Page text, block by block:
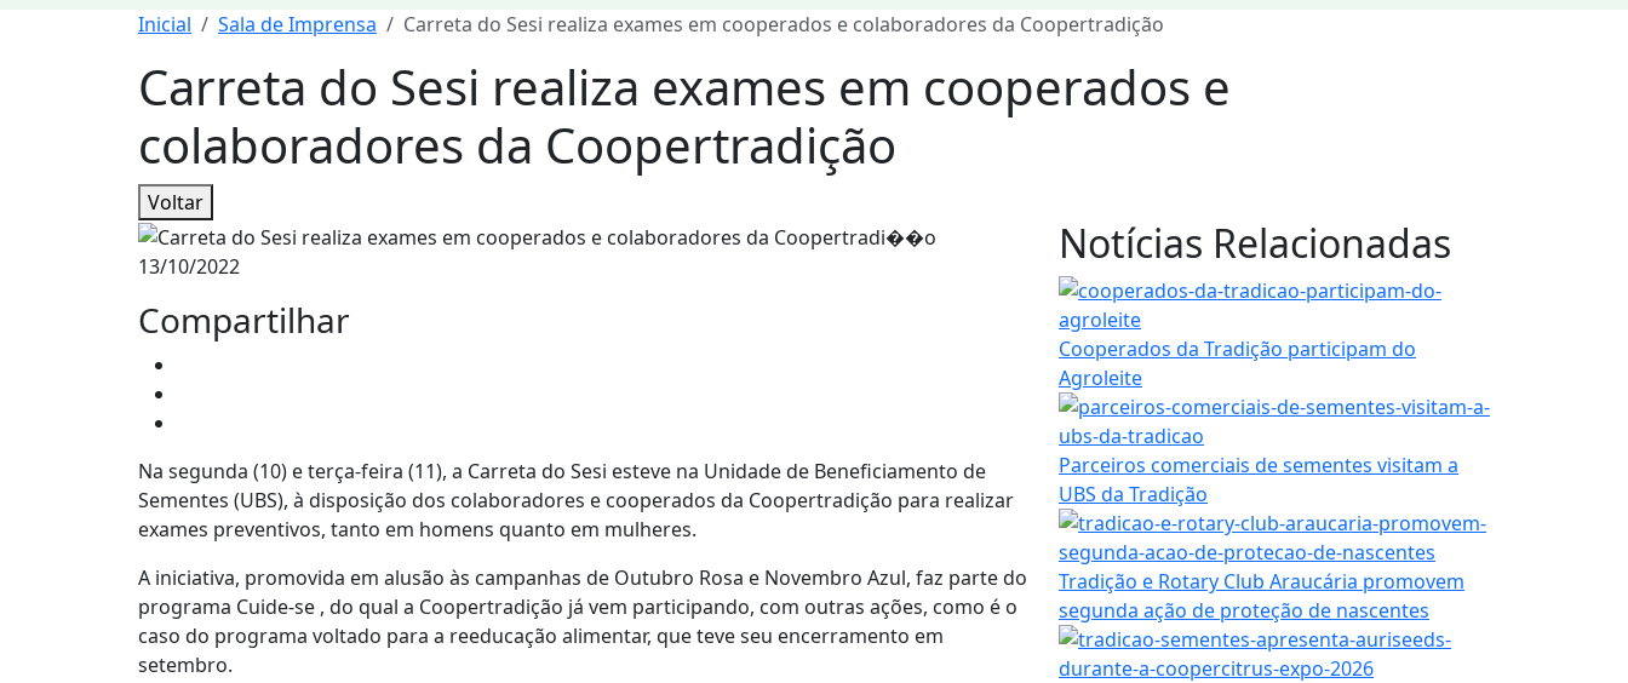
Inicial Sala de Imprensa Carreta do Sesi realiza exames em cooperados e colaboradores da Coopertradição
Carreta do Sesi realiza exames em cooperados e
colaboradores da Coopertradição
Voltar
13/10/2022
Compartilhar
Na segunda (10) e terça-feira (11), a Carreta do Sesi esteve na Unidade de Beneficiamento de
Sementes (UBS), à disposição dos colaboradores e cooperados da Coopertradição para realizar
exames preventivos, tanto em homens quanto em mulheres.
A iniciativa, promovida em alusão às campanhas de Outubro Rosa e Novembro Azul, faz parte do
programa Cuide-se , do qual a Coopertradição já vem participando, com outras ações, como é o
caso do programa voltado para a reeducação alimentar, que teve seu encerramento em
setembro.
Notícias Relacionadas
Cooperados da Tradição participam do
Agroleite
Parceiros comerciais de sementes visitam a
UBS da Tradição
Tradição e Rotary Club Araucária promovem
segunda ação de proteção de nascentes